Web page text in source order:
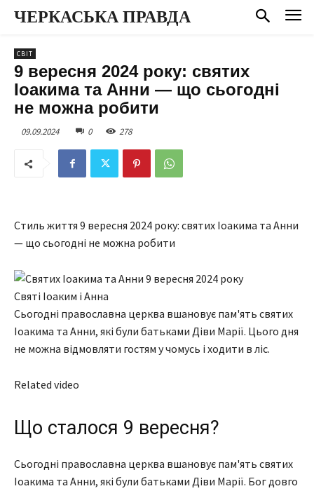
ЧЕРКАСЬКА ПРАВДА
СВІТ
9 вересня 2024 року: святих
Іоакима та Анни — що сьогодні
не можна робити
09.09.2024 0 278
Стиль життя 9 вересня 2024 року: святих Іоакима та Анни
— що сьогодні не можна робити
Святі Іоаким і Анна
Сьогодні православна церква вшановує пам'ять святих
Іоакима та Анни, які були батьками Діви Марії. Цього дня
не можна відмовляти гостям у чомусь і ходити в ліс.
Related video
Що сталося 9 вересня?
Сьогодні православна церква вшановує пам'ять святих
Іоакима та Анни, які були батьками Діви Марії. Бог довго